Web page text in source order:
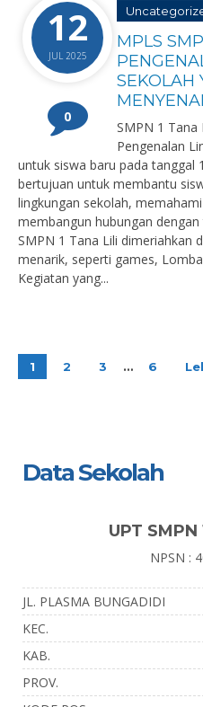
12
JUL 2025
0
MPLS
SEKOLAH
SMPN 1 Tana
Pengenalan
untuk siswa baru pada tanggal
bertujuan untuk membantu
lingkungan sekolah,
membangun hubungan
SMPN 1 Tana Lili dimeriahkan
menarik, seperti games,
Kegiatan yang...
1 2 3 … 6
Data Sekolah
UPT SMPN
NPSN :
JL. PLASMA BUNGADIDI
KEC.
KAB.
PROV.